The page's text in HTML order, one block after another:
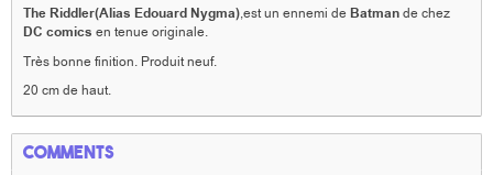
The Riddler(Alias Edouard Nygma),est un ennemi deBatmande chez
DC comics en tenue originale.
Très bonne finition. Produit neuf.
20 cm de haut.
Comments